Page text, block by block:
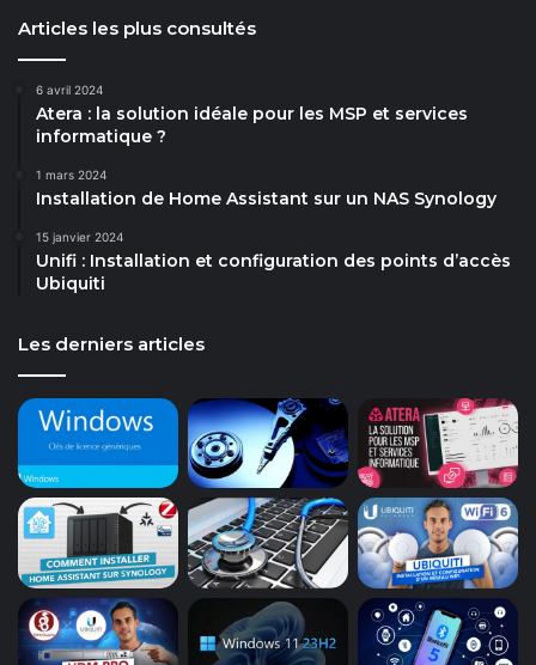
Articles les plus consultés
6 avril 2024
Atera : la solution idéale pour les MSP et services
informatique ?
1 mars 2024
Installation de Home Assistant sur un NAS Synology
15 janvier 2024
Unifi : Installation et configuration des points d’accès
Ubiquiti
Les derniers articles